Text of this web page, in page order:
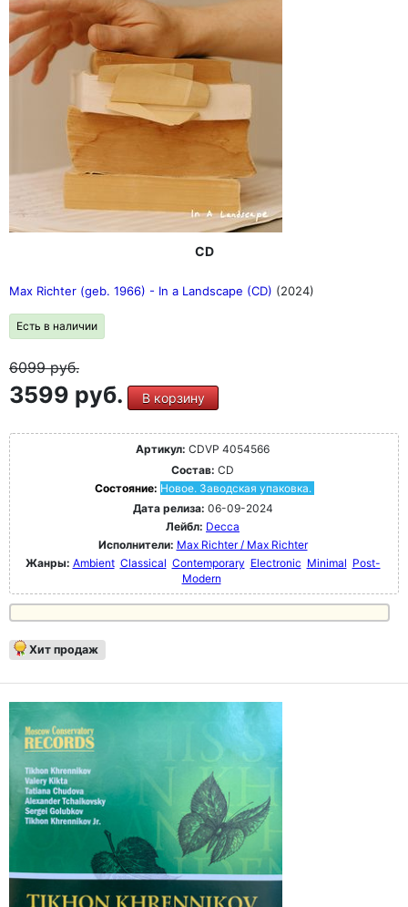
CD
Max Richter (geb. 1966) - In a Landscape (CD) (2024)
Есть в наличии
6099руб.
3599 руб. В корзину
Артикул: CDVP 4054566
Состав: CD
Состояние: Новое. Заводская упаковка.
Дата релиза: 06-09-2024
Лейбл: Decca
Исполнители: Max Richter / Max Richter
Жанры: Ambient Classical Contemporary Electronic Minimal Post-
Modern
Хит продаж